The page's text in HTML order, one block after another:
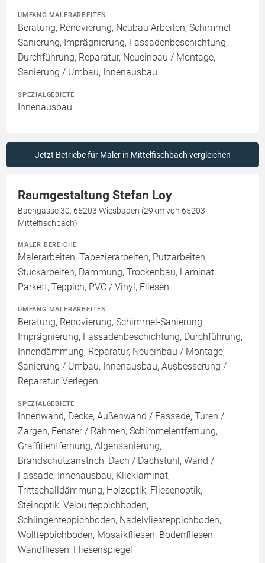
UMFANG MALERARBEITEN
Beratung, Renovierung, Neubau Arbeiten, Schimmel-
Sanierung, Imprägnierung, Fassadenbeschichtung,
Durchführung, Reparatur, Neueinbau / Montage,
Sanierung / Umbau, Innenausbau
SPEZIALGEBIETE
Innenausbau
Jetzt Betriebe für Maler in Mittelfischbach vergleichen
Raumgestaltung Stefan Loy
Bachgasse 30, 65203 Wiesbaden (29km von 65203
Mittelfischbach)
MALER BEREICHE
Malerarbeiten, Tapezierarbeiten, Putzarbeiten,
Stuckarbeiten, Dämmung, Trockenbau, Laminat,
Parkett, Teppich, PVC / Vinyl, Fliesen
UMFANG MALERARBEITEN
Beratung, Renovierung, Schimmel-Sanierung,
Imprägnierung, Fassadenbeschichtung, Durchführung,
Innendämmung, Reparatur, Neueinbau / Montage,
Sanierung / Umbau, Innenausbau, Ausbesserung /
Reparatur, Verlegen
SPEZIALGEBIETE
Innenwand, Decke, Außenwand / Fassade, Türen /
Zargen, Fenster / Rahmen, Schimmelentfernung,
Graffitientfernung, Algensanierung,
Brandschutzanstrich, Dach / Dachstuhl, Wand /
Fassade, Innenausbau, Klicklaminat,
Trittschalldämmung, Holzoptik, Fliesenoptik,
Steinoptik, Velourteppichboden,
Schlingenteppichboden, Nadelvliesteppichboden,
Wollteppichboden, Mosaikfliesen, Bodenfliesen,
Wandfliesen, Fliesenspiegel